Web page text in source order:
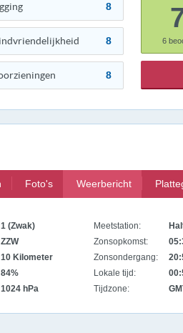
8
8
8
6
Foto's Weerbericht
1 (Zwak)
ZZW
10 Kilometer
84%
1024 hPa
Meetstation:
Zonsopkomst:
Zonsondergang:
Lokale tijd:
Tijdzone: